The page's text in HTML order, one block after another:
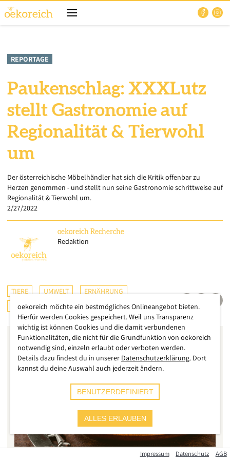
REPORTAGE
Paukenschlag: XXXLutz
stellt Gastronomie auf
Regionalität & Tierwohl
um
Der österreichische Möbelhändler hat sich die Kritik offenbar zu
Herzen genommen - und stellt nun seine Gastronomie schrittweise auf
Regionalität & Tierwohl um.
2/27/2022
oekoreich Recherche
Redaktion
TIERE UMWELT
ERNÄHRUNG
ÖSTERREICH
Impressum Datenschutz AGB
oekoreich möchte ein bestmögliches Onlineangebot bieten.
Hierfür werden Cookies gespeichert. Weil uns Transparenz
wichtig ist können Cookies und die damit verbundenen
Funktionalitäten, die nicht für die Grundfunktion von oekoreich
notwendig sind, einzeln erlaubt oder verboten werden.
Details dazu findest du in unserer Datenschutzerklärung. Dort
kannst du deine Auswahl auch jederzeit ändern.
BENUTZERDEFINIERT
ALLES ERLAUBEN